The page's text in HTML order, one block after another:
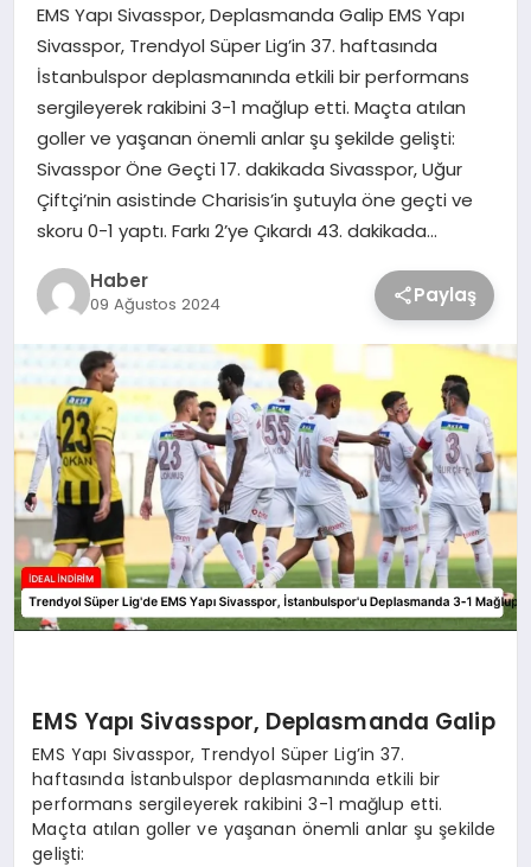
YAŞAM
EMS Yapı Sivasspor, Deplasmanda Galip EMS Yapı
Sivasspor, Trendyol Süper Lig’in 37. haftasında
İstanbulspor deplasmanında etkili bir performans
sergileyerek rakibini 3-1 mağlup etti. Maçta atılan
goller ve yaşanan önemli anlar şu şekilde gelişti:
Sivasspor Öne Geçti 17. dakikada Sivasspor, Uğur
Çiftçi’nin asistinde Charisis’in şutuyla öne geçti ve
skoru 0-1 yaptı. Farkı 2’ye Çıkardı 43. dakikada…
Haber
09 Ağustos 2024 Paylaş
EMS Yapı Sivasspor, Deplasmanda Galip
EMS Yapı Sivasspor, Trendyol Süper Lig’in 37.
haftasında İstanbulspor deplasmanında etkili bir
performans sergileyerek rakibini 3-1 mağlup etti.
Maçta atılan goller ve yaşanan önemli anlar şu şekilde
gelişti: